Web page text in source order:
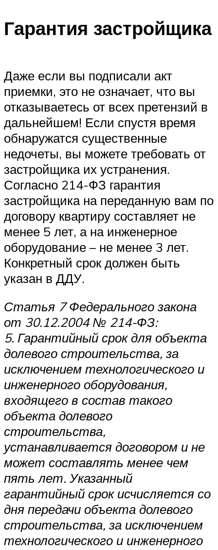
Гарантия застройщика
Даже если вы подписали акт
приемки, это не означает, что вы
отказываетесь от всех претензий в
дальнейшем! Если спустя время
обнаружатся существенные
недочеты, вы можете требовать от
застройщика их устранения.
Согласно 214-ФЗ гарантия
застройщика на переданную вам по
договору квартиру составляет не
менее 5 лет, а на инженерное
оборудование – не менее 3 лет.
Конкретный срок должен быть
указан в ДДУ.
Статья 7 Федерального закона
от 30.12.2004 № 214-ФЗ:
5. Гарантийный срок для объекта
долевого строительства, за
исключением технологического и
инженерного оборудования,
входящего в состав такого
объекта долевого
строительства,
устанавливается договором и не
может составлять менее чем
пять лет. Указанный
гарантийный срок исчисляется со
дня передачи объекта долевого
строительства, за исключением
технологического и инженерного